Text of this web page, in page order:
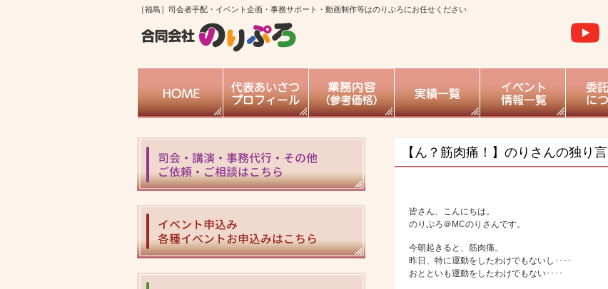
［福島］司会者手配・イベント企画・事務サポート・動画制作等はのりぷろにお任せください
【ん？筋肉痛！】のりさんの独り言
皆さん、こんにちは。
のりぷろ＠MCのりさんです。
今朝起きると、筋肉痛。
昨日、特に運動をしたわけでもないし････
おとといも運動をしたわけでもない････